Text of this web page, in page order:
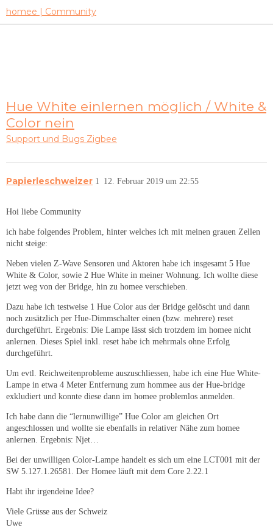
homee | Community
Hue White einlernen möglich / White &
Color nein
Support und Bugs Zigbee
Papierleschweizer 12. Februar 2019 um 22:55
1
Hoi liebe Community
ich habe folgendes Problem, hinter welches ich mit meinen grauen Zellen
nicht steige:
Neben vielen Z-Wave Sensoren und Aktoren habe ich insgesamt 5 Hue
White & Color, sowie 2 Hue White in meiner Wohnung. Ich wollte diese
jetzt weg von der Bridge, hin zu homee verschieben.
Dazu habe ich testweise 1 Hue Color aus der Bridge gelöscht und dann
noch zusätzlich per Hue-Dimmschalter einen (bzw. mehrere) reset
durchgeführt. Ergebnis: Die Lampe lässt sich trotzdem im homee nicht
anlernen. Dieses Spiel inkl. reset habe ich mehrmals ohne Erfolg
durchgeführt.
Um evtl. Reichweitenprobleme auszuschliessen, habe ich eine Hue White-
Lampe in etwa 4 Meter Entfernung zum hommee aus der Hue-bridge
exkludiert und konnte diese dann im homee problemlos anmelden.
Ich habe dann die “lernunwillige” Hue Color am gleichen Ort
angeschlossen und wollte sie ebenfalls in relativer Nähe zum homee
anlernen. Ergebnis: Njet…
Bei der unwilligen Color-Lampe handelt es sich um eine LCT001 mit der
SW 5.127.1.26581. Der Homee läuft mit dem Core 2.22.1
Habt ihr irgendeine Idee?
Viele Grüsse aus der Schweiz
Uwe